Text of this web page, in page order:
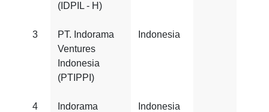
(IDPIL - H)
3
PT. Indorama
Ventures
Indonesia
(PTIPPI)
Indonesia
4
Indorama
Indonesia